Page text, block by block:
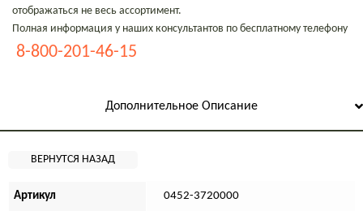
отображаться не весь ассортимент.
Полная информация у наших консультантов по бесплатному телефону
8-800-201-46-15
Дополнительное Описание
Артикул 0452-3720000